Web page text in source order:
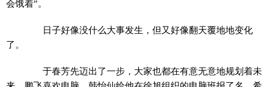
会饿着”。
日子好像没什么大事发生，但又好像翻天覆地地变化
了。
于春芳先迈出了一步，大家也都在有意无意地规划着未